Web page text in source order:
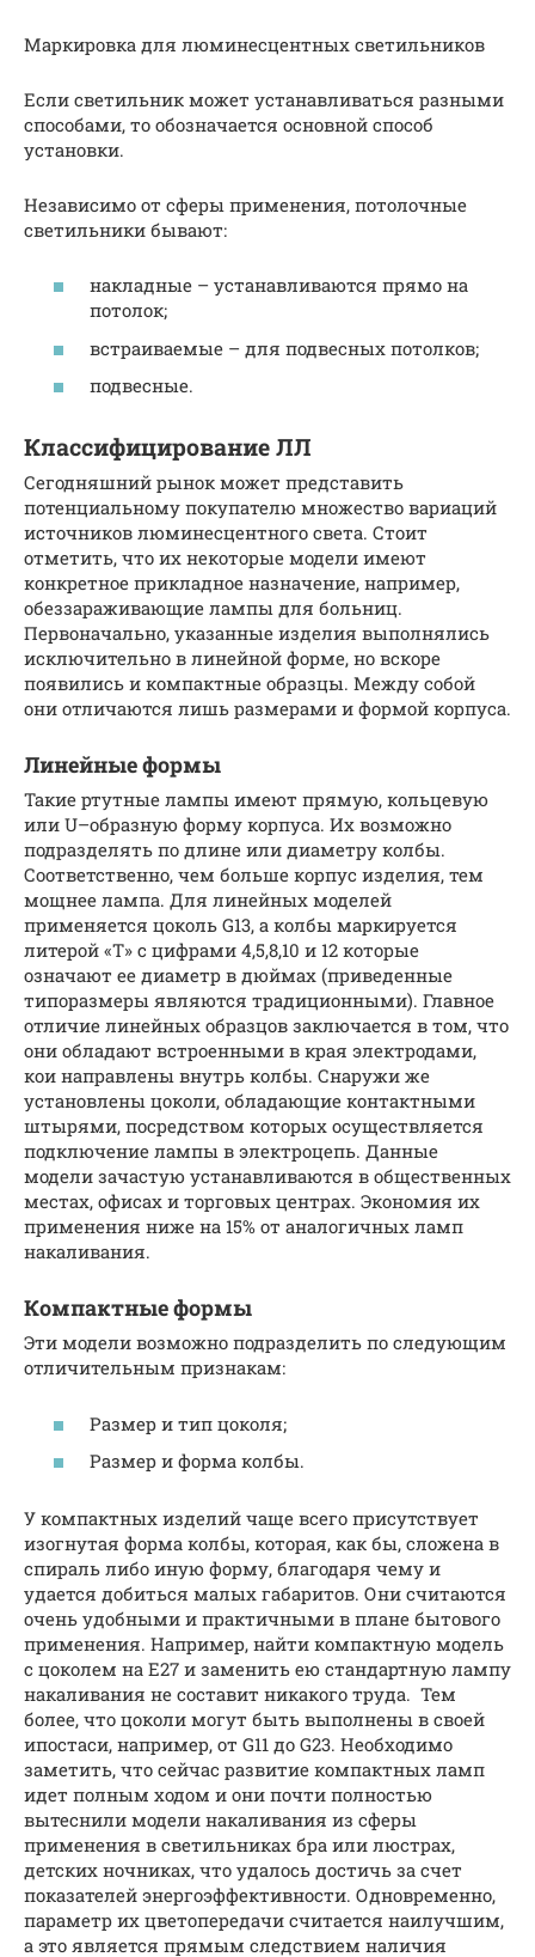
Маркировка для люминесцентных светильников
Если светильник может устанавливаться разными
способами, то обозначается основной способ
установки.
Независимо от сферы применения, потолочные
светильники бывают:
накладные – устанавливаются прямо на
потолок;
встраиваемые – для подвесных потолков;
подвесные.
Классифицирование ЛЛ
Сегодняшний рынок может представить
потенциальному покупателю множество вариаций
источников люминесцентного света. Стоит
отметить, что их некоторые модели имеют
конкретное прикладное назначение, например,
обеззараживающие лампы для больниц.
Первоначально, указанные изделия выполнялись
исключительно в линейной форме, но вскоре
появились и компактные образцы. Между собой
они отличаются лишь размерами и формой корпуса.
Линейные формы
Такие ртутные лампы имеют прямую, кольцевую
или U–образную форму корпуса. Их возможно
подразделять по длине или диаметру колбы.
Соответственно, чем больше корпус изделия, тем
мощнее лампа. Для линейных моделей
применяется цоколь G13, а колбы маркируется
литерой «Т» с цифрами 4,5,8,10 и 12 которые
означают ее диаметр в дюймах (приведенные
типоразмеры являются традиционными). Главное
отличие линейных образцов заключается в том, что
они обладают встроенными в края электродами,
кои направлены внутрь колбы. Снаружи же
установлены цоколи, обладающие контактными
штырями, посредством которых осуществляется
подключение лампы в электроцепь. Данные
модели зачастую устанавливаются в общественных
местах, офисах и торговых центрах. Экономия их
применения ниже на 15% от аналогичных ламп
накаливания.
Компактные формы
Эти модели возможно подразделить по следующим
отличительным признакам:
Размер и тип цоколя;
Размер и форма колбы.
У компактных изделий чаще всего присутствует
изогнутая форма колбы, которая, как бы, сложена в
спираль либо иную форму, благодаря чему и
удается добиться малых габаритов. Они считаются
очень удобными и практичными в плане бытового
применения. Например, найти компактную модель
с цоколем на Е27 и заменить ею стандартную лампу
накаливания не составит никакого труда. Тем
более, что цоколи могут быть выполнены в своей
ипостаси, например, от G11 до G23. Необходимо
заметить, что сейчас развитие компактных ламп
идет полным ходом и они почти полностью
вытеснили модели накаливания из сферы
применения в светильниках бра или люстрах,
детских ночниках, что удалось достичь за счет
показателей энергоэффективности. Одновременно,
параметр их цветопередачи считается наилучшим,
а это является прямым следствием наличия